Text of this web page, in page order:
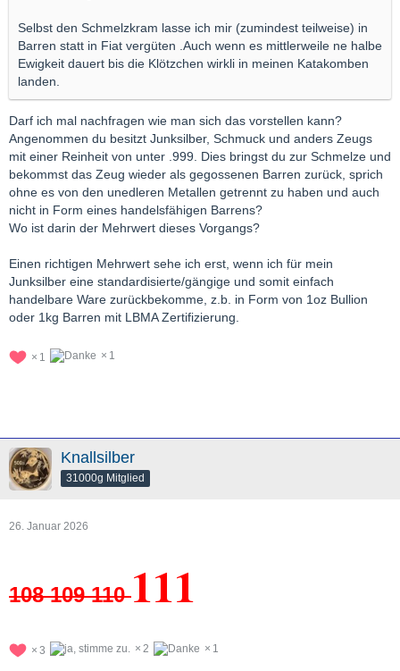
Selbst den Schmelzkram lasse ich mir (zumindest teilweise) in
Barren statt in Fiat vergüten .Auch wenn es mittlerweile ne halbe
Ewigkeit dauert bis die Klötzchen wirkli in meinen Katakomben
landen.
Darf ich mal nachfragen wie man sich das vorstellen kann?
Angenommen du besitzt Junksilber, Schmuck und anders Zeugs
mit einer Reinheit von unter .999. Dies bringst du zur Schmelze und
bekommst das Zeug wieder als gegossenen Barren zurück, sprich
ohne es von den unedleren Metallen getrennt zu haben und auch
nicht in Form eines handelsfähigen Barrens?
Wo ist darin der Mehrwert dieses Vorgangs?
Einen richtigen Mehrwert sehe ich erst, wenn ich für mein
Junksilber eine standardisierte/gängige und somit einfach
handelbare Ware zurückbekomme, z.b. in Form von 1oz Bullion
oder 1kg Barren mit LBMA Zertifizierung.
1 1
Knallsilber
31000g Mitglied
26. Januar 2026
108 109 110111
3 2 1